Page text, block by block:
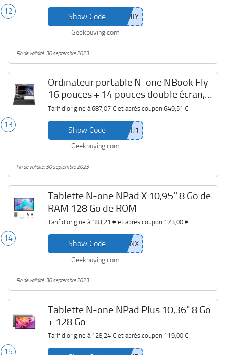
12
Show Code
Geekbuying.com
Fin de validité: 30 septembre 2023
13
Ordinateur portable N-one NBook Fly
16 pouces + 14 pouces double écran,
Intel Core i7-10750H, 16 Go DDR4 1 To
SSD
Tarif d'origine à687,07 €et après coupon 649,51 €
Show Code
Geekbuying.com
Fin de validité: 30 septembre 2023
14
Tablette N-one NPad X 10,95'' 8 Go de
RAM 128 Go de ROM
Tarif d'origine à 183,21 €et après coupon 173,00 €
Show Code
Geekbuying.com
Fin de validité: 30 septembre 2023
15
Tablette N-one NPad Plus 10,36" 8 Go
+ 128 Go
Tarif d'origine à 128,24 €et après coupon 119,00 €